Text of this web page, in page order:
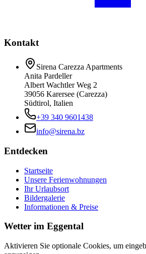
Kontakt
Sirena Carezza Apartments
Anita Pardeller
Albert Wachtler Weg 2
39056 Karersee (Carezza)
Südtirol, Italien
+39 340 9601438
info@sirena.bz
Entdecken
Startseite
Unsere Ferienwohnungen
Ihr Urlaubsort
Bildergalerie
Informationen & Preise
Wetter im Eggental
Aktivieren Sie optionale Cookies, um